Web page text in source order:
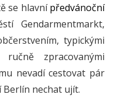
se hlavnípředvánoční
Gendarmentmarkt,
typickými
zpracovanými
nevadí cestovat pár
Berlín nechat ujít.